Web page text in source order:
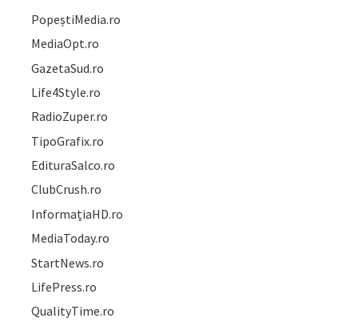
PopeștiMedia.ro
MediaOpt.ro
GazetaSud.ro
Life4Style.ro
RadioZuper.ro
TipoGrafix.ro
EdituraSalco.ro
ClubCrush.ro
InformațiaHD.ro
MediaToday.ro
StartNews.ro
LifePress.ro
QualityTime.ro